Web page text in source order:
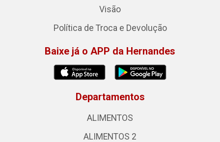
Visão
Política de Troca e Devolução
Baixe já o APP da Hernandes
Departamentos
ALIMENTOS
ALIMENTOS 2